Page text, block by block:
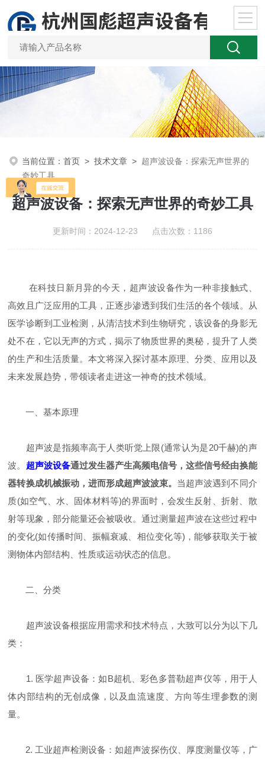
当前位置：首页 >技术文章 > 超声波设备：探索无声世界的
奇妙工具
超声波设备：探索无声世界的奇妙工具
更新时间：2024-12-23 点击次数：1186
在科技日新月异的今天，超声波设备作为一种非接触式、
高效且广泛应用的工具，正逐步渗透到我们生活的各个领域。从
医学诊断到工业检测，从清洁技术到生物研究，该设备的身影无
处不在，它以无声的方式，揭示了物质世界的奥秘，提升了人类
的生产和生活质量。本文将深入探讨基本原理、分类、应用以及
未来发展趋势，带领读者走进这一神奇的技术领域。
一、基本原理
超声波是指频率高于人类听觉上限(通常认为是20千赫)的声
波。 超声波设备通过发生器产生高频电信号，这些信号经由换能
器转换成机械振动，进而形成超声波波束。 当超声波遇到不同介
质(如空气、水、固体材料等)的界面时，会发生反射、折射、散
射等现象，部分能量还会被吸收。通过测量超声波在这些过程中
的变化(如传播时间、振幅衰减、相位变化等)，能够获取关于被
测物体内部结构、性质或运动状态的信息。
二、分类
超声波设备根据应用需求和技术特点，大致可以分为以下几
类：
1. 医学超声设备：如B超机、彩色多普勒超声仪等，用于人
体内部结构的无创成像，以及血流速度、方向等生理参数的测
量。
2. 工业超声检测设备：如超声波探伤仪、厚度测量仪等，广